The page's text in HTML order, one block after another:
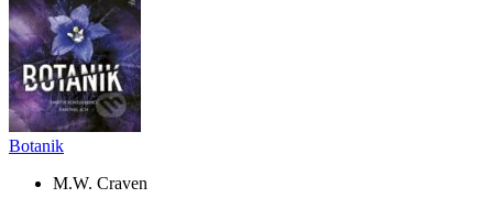
Botanik
M.W. Craven